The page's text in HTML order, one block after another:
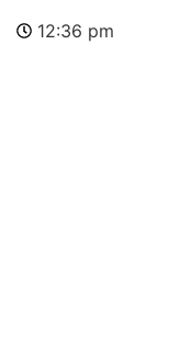
12:36 pm